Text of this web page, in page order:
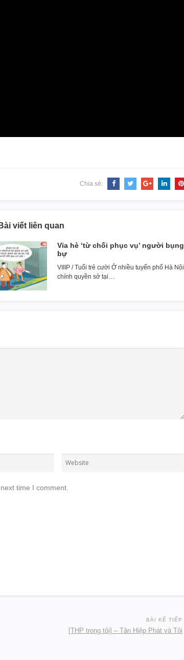
Chia sẻ:
Bài viết liên quan
Vỉa hè ‘từ chối phục vụ’ người bụng
bự
VIIIP / Tuổi trẻ cười Ở nhiều tuyến phố Hà Nội,
chính quyền sở tại…
time I comment.
BÀI KẾ TIẾP
[THP trong tôi] – Tân Hiệp Phát và Tôi